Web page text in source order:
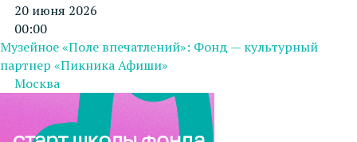
20 июня 2026
00:00
Музейное «Поле впечатлений»: Фонд — культурный
партнер «Пикника Афиши»
Москва